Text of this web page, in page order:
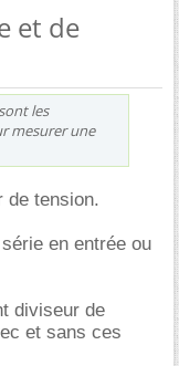
et de
les
mesurer une
de tension.
en entrée ou
diviseur de
et sans ces